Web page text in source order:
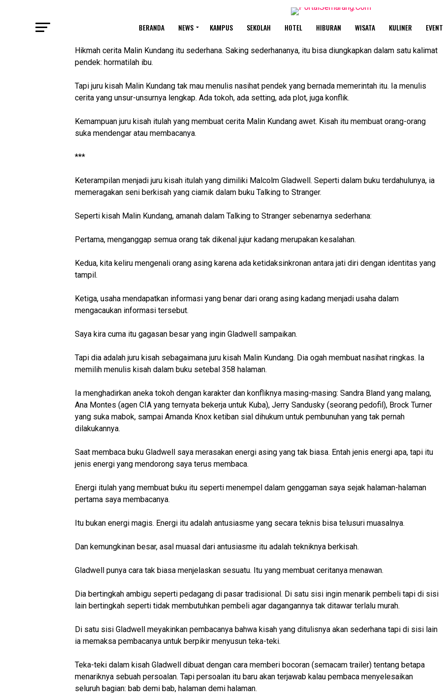
BERANDA NEWS KAMPUS SEKOLAH HOTEL HIBURAN WISATA KULINER EVENT
Hikmah cerita Malin Kundang itu sederhana. Saking sederhananya, itu bisa diungkapkan dalam satu kalimat
pendek: hormatilah ibu.
Tapi juru kisah Malin Kundang tak mau menulis nasihat pendek yang bernada memerintah itu. Ia menulis
cerita yang unsur-unsurnya lengkap. Ada tokoh, ada setting, ada plot, juga konflik.
Kemampuan juru kisah itulah yang membuat cerita Malin Kundang awet. Kisah itu membuat orang-orang
suka mendengar atau membacanya.
***
Keterampilan menjadi juru kisah itulah yang dimiliki Malcolm Gladwell. Seperti dalam buku terdahulunya, ia
memeragakan seni berkisah yang ciamik dalam buku Talking to Stranger.
Seperti kisah Malin Kundang, amanah dalam Talking to Stranger sebenarnya sederhana:
Pertama, menganggap semua orang tak dikenal jujur kadang merupakan kesalahan.
Kedua, kita keliru mengenali orang asing karena ada ketidaksinkronan antara jati diri dengan identitas yang
tampil.
Ketiga, usaha mendapatkan informasi yang benar dari orang asing kadang menjadi usaha dalam
mengacaukan informasi tersebut.
Saya kira cuma itu gagasan besar yang ingin Gladwell sampaikan.
Tapi dia adalah juru kisah sebagaimana juru kisah Malin Kundang. Dia ogah membuat nasihat ringkas. Ia
memilih menulis kisah dalam buku setebal 358 halaman.
Ia menghadirkan aneka tokoh dengan karakter dan konfliknya masing-masing: Sandra Bland yang malang,
Ana Montes (agen CIA yang ternyata bekerja untuk Kuba), Jerry Sandusky (seorang pedofil), Brock Turner
yang suka mabok, sampai Amanda Knox ketiban sial dihukum untuk pembunuhan yang tak pernah
dilakukannya.
Saat membaca buku Gladwell saya merasakan energi asing yang tak biasa. Entah jenis energi apa, tapi itu
jenis energi yang mendorong saya terus membaca.
Energi itulah yang membuat buku itu seperti menempel dalam genggaman saya sejak halaman-halaman
pertama saya membacanya.
Itu bukan energi magis. Energi itu adalah antusiasme yang secara teknis bisa telusuri muasalnya.
Dan kemungkinan besar, asal muasal dari antusiasme itu adalah tekniknya berkisah.
Gladwell punya cara tak biasa menjelaskan sesuatu. Itu yang membuat ceritanya menawan.
Dia bertingkah ambigu seperti pedagang di pasar tradisional. Di satu sisi ingin menarik pembeli tapi di sisi
lain bertingkah seperti tidak membutuhkan pembeli agar dagangannya tak ditawar terlalu murah.
Di satu sisi Gladwell meyakinkan pembacanya bahwa kisah yang ditulisnya akan sederhana tapi di sisi lain
ia memaksa pembacanya untuk berpikir menyusun teka-teki.
Teka-teki dalam kisah Gladwell dibuat dengan cara memberi bocoran (semacam trailer) tentang betapa
menariknya sebuah persoalan. Tapi persoalan itu baru akan terjawab kalau pembaca menyelesaikan
seluruh bagian: bab demi bab, halaman demi halaman.